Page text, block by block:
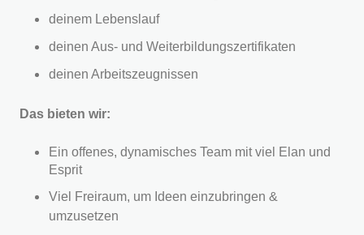
deinem Lebenslauf
deinen Aus- und Weiterbildungszertifikaten
deinen Arbeitszeugnissen
Das bieten wir:
Ein offenes, dynamisches Team mit viel Elan und
Esprit
Viel Freiraum, um Ideen einzubringen &
umzusetzen